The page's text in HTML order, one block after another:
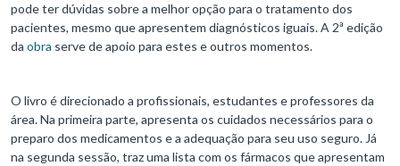
pode ter dúvidas sobre a melhor opção para o tratamento dos
pacientes, mesmo que apresentem diagnósticos iguais. A 2ª edição
da obra serve de apoio para estes e outros momentos.
O livro é direcionado a profissionais, estudantes e professores da
área. Na primeira parte, apresenta os cuidados necessários para o
preparo dos medicamentos e a adequação para seu uso seguro. Já
na segunda sessão, traz uma lista com os fármacos que apresentam